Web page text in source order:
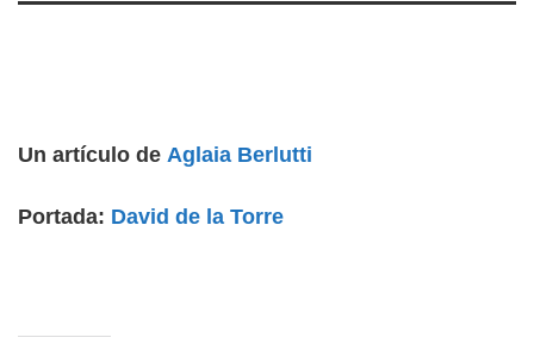
Un artículo de Aglaia Berlutti
Portada: David de la Torre